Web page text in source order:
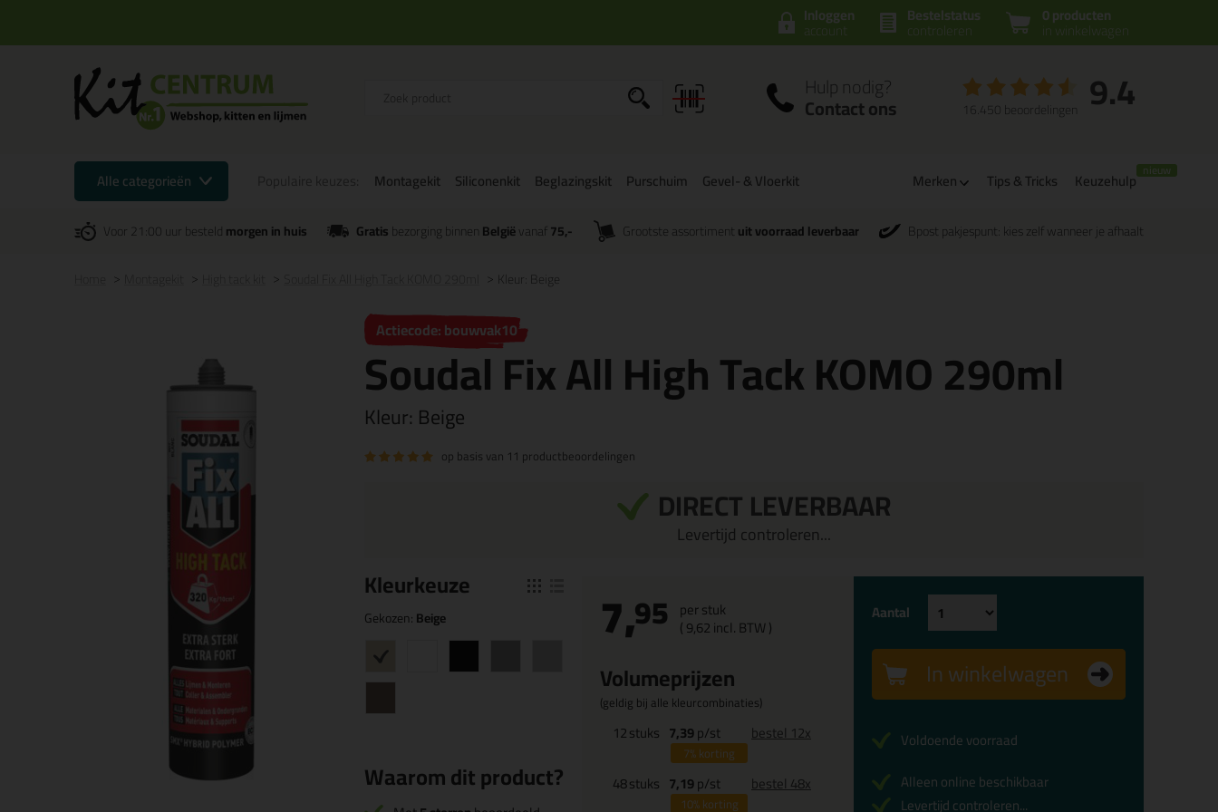
0 producten
in winkelwagen
Bestelstatus
controleren
Inloggen
account
Hulp nodig?
Contact ons 9.4
16.450 beoordelingen
Alle categorieën Montagekit Siliconenkit Beglazingskit Purschuim Gevel- & Vloerkit Merken Tips & Tricks Keuzehulp
Voor 21:00 uur besteldmorgen in huis Gratisbezorging binnenBelgiëvanaf 75,- Grootste assortiment uit voorraad leverbaar Bpost pakjespunt: kies zelf wanneer je afhaalt
Kleur: Beige
Actiecode: bouwvak10
Soudal Fix All High Tack KOMO 290ml
Kleur: Beige
op basis van 11 productbeoordelingen
DIRECT LEVERBAAR
Levertijd controleren...
Kleurkeuze
Gekozen:Beige
Waarom dit product?
7,95 per stuk
(9,62incl. BTW )
Volumeprijzen
(geldig bij alle kleurcombinaties)
12stuks 7,39p/st
7%korting
bestel 12x
48stuks 7,19p/st
10%korting
bestel 48x
Aantal
In winkelwagen
Voldoende voorraad
Alleen online beschikbaar
Levertijd controleren...